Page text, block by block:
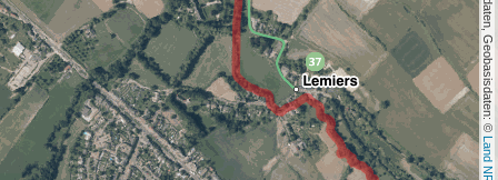
, Kartendaten, Geobasisdaten: ©
Land NRW